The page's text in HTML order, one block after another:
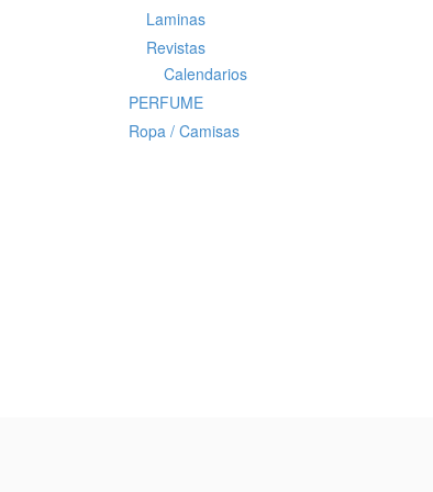
Laminas
Revistas
Calendarios
PERFUME
Ropa / Camisas